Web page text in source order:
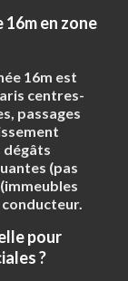
en zone
16m est
centres-
passages
dégâts
(pas
conducteur.
pour
?